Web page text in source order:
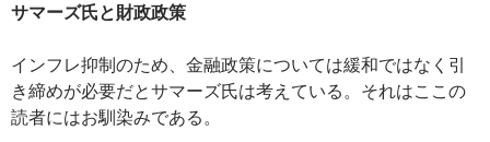
サマーズ氏と財政政策
インフレ抑制のため、金融政策については緩和ではなく引
き締めが必要だとサマーズ氏は考えている。それはここの
読者にはお馴染みである。